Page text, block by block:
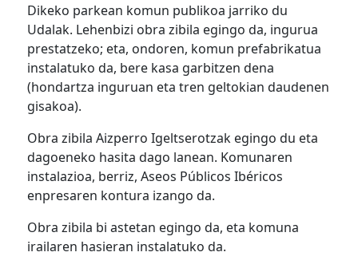
Dikeko parkean komun publikoa jarriko du
Udalak. Lehenbizi obra zibila egingo da, ingurua
prestatzeko; eta, ondoren, komun prefabrikatua
instalatuko da, bere kasa garbitzen dena
(hondartza inguruan eta tren geltokian daudenen
gisakoa).
Obra zibila Aizperro Igeltserotzak egingo du eta
dagoeneko hasita dago lanean. Komunaren
instalazioa, berriz, Aseos Públicos Ibéricos
enpresaren kontura izango da.
Obra zibila bi astetan egingo da, eta komuna
irailaren hasieran instalatuko da.